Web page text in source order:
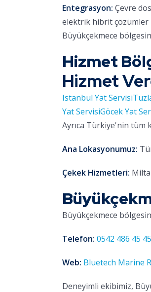
Entegrasyon: Çevre
elektrik hibrit çözümler
Büyükçekmece
Hizmet
Hizmet
Istanbul Yat Servisi
Yat ServisiGöcek Yat
Ayrıca Türkiye'nin tüm
Ana Lokasyonumuz:
Çekek Hizmetleri:
Büyükçekmece
Telefon: 0542 486 45 45
Web: Bluetech Marine
Deneyimli ekibimiz,